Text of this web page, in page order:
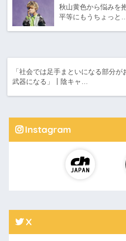
秋山黄色から悩みを
平等にもうちょっと…
「社会では足手まといになる部分が
武器になる」┃陰キャ…
Instagram
X